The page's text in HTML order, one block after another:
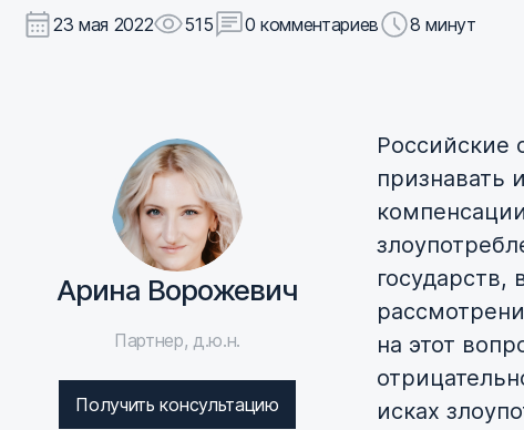
23 мая 2022 515 0 комментариев 8 минут
Российские
признавать
на этот
исках
Арина Ворожевич
Партнер, д.ю.н.
Получить консультацию